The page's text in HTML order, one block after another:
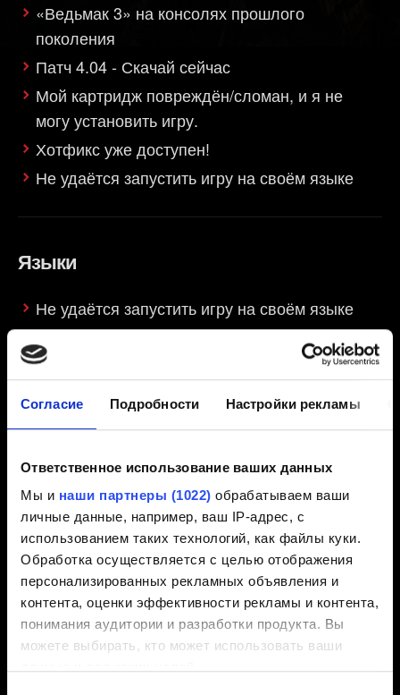
Согласие Подробности Настройки рекламы
Ответственное использование ваших данных
Мы и наши партнеры (1022) обрабатываем ваши
личные данные, например, ваш IP-адрес, с
использованием таких технологий, как файлы куки.
Обработка осуществляется с целью отображения
персонализированных рекламных объявления и
контента, оценки эффективности рекламы и контента,
понимания аудитории и разработки продукта. Вы
можете выбирать, кто может использовать ваши
«Ведьмак 3» на консолях прошлого
поколения
Патч 4.04 - Скачай сейчас
Мой картридж повреждён/сломан, и я не
могу установить игру.
Хотфикс уже доступен!
Не удаётся запустить игру на своём языке
Языки
Не удаётся запустить игру на своём языке
Запуск игры
издание?
Смогу ли я купить игру в eShop, если у меня
нет карты microSD?
Сколько места занимает игра?
Сохранения
Как использовать межплатформенное